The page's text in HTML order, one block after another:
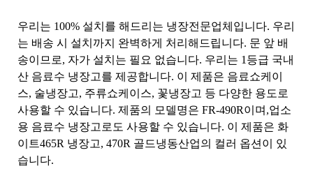
우리는 100% 설치를 해드리는 냉장전문업체입니다. 우리
는 배송 시 설치까지 완벽하게 처리해드립니다. 문 앞 배
송이므로, 자가 설치는 필요 없습니다. 우리는 1등급 국내
산 음료수 냉장고를 제공합니다. 이 제품은 음료쇼케이
스, 술냉장고, 주류쇼케이스, 꽃냉장고 등 다양한 용도로
사용할 수 있습니다. 제품의 모델명은 FR-490R이며,업소
용 음료수 냉장고로도 사용할 수 있습니다. 이 제품은 화
이트465R 냉장고, 470R 골드냉동산업의 컬러 옵션이 있
습니다.